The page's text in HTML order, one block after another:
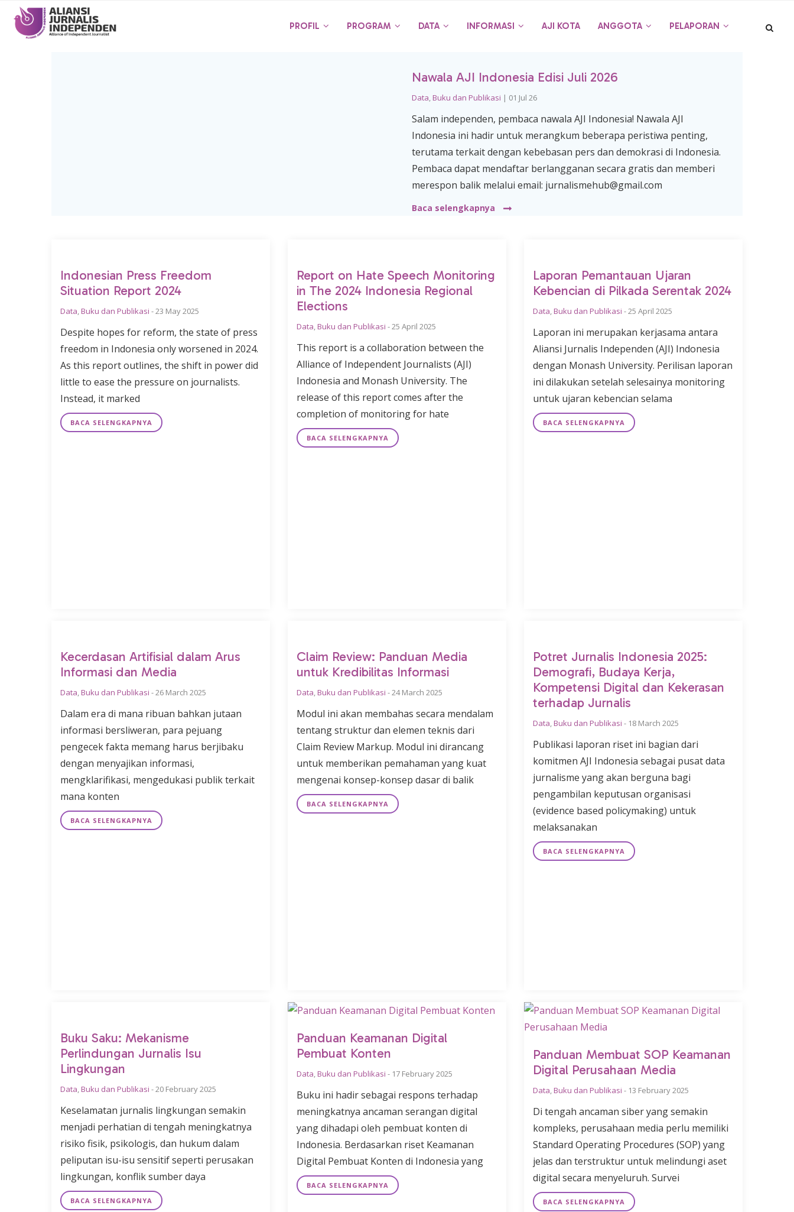
PROFIL PROGRAM DATA INFORMASI AJI KOTA ANGGOTA PELAPORAN
Nawala AJI Indonesia Edisi Juli 2026
Data,Buku dan Publikasi | 01 Jul 26
Salam independen, pembaca nawala AJI Indonesia! Nawala AJI
Indonesia ini hadir untuk merangkum beberapa peristiwa penting,
terutama terkait dengan kebebasan pers dan demokrasi di Indonesia.
Pembaca dapat mendaftar berlangganan secara gratis dan memberi
merespon balik melalui email: jurnalismehub@gmail.com
Baca selengkapnya
Indonesian Press Freedom
Situation Report 2024
Data,Buku dan Publikasi -23 May 2025
Despite hopes for reform, the state of press
freedom in Indonesia only worsened in 2024.
As this report outlines, the shift in power did
little to ease the pressure on journalists.
Instead, it marked
BACA SELENGKAPNYA
Report on Hate Speech Monitoring
in The 2024 Indonesia Regional
Elections
Data,Buku dan Publikasi -25 April 2025
This report is a collaboration between the
Alliance of Independent Journalists (AJI)
Indonesia and Monash University. The
release of this report comes after the
completion of monitoring for hate
BACA SELENGKAPNYA
Laporan Pemantauan Ujaran
Kebencian di Pilkada Serentak 2024
Data,Buku dan Publikasi -25 April 2025
Laporan ini merupakan kerjasama antara
Aliansi Jurnalis Independen (AJI) Indonesia
dengan Monash University. Perilisan laporan
ini dilakukan setelah selesainya monitoring
untuk ujaran kebencian selama
BACA SELENGKAPNYA
Kecerdasan Artifisial dalam Arus
Informasi dan Media
Data,Buku dan Publikasi -26 March 2025
Dalam era di mana ribuan bahkan jutaan
informasi bersliweran, para pejuang
pengecek fakta memang harus berjibaku
dengan menyajikan informasi,
mengklarifikasi, mengedukasi publik terkait
mana konten
BACA SELENGKAPNYA
Claim Review: Panduan Media
untuk Kredibilitas Informasi
Data,Buku dan Publikasi -24 March 2025
Modul ini akan membahas secara mendalam
tentang struktur dan elemen teknis dari
Claim Review Markup. Modul ini dirancang
untuk memberikan pemahaman yang kuat
mengenai konsep-konsep dasar di balik
BACA SELENGKAPNYA
Potret Jurnalis Indonesia 2025:
Demografi, Budaya Kerja,
Kompetensi Digital dan Kekerasan
terhadap Jurnalis
Data,Buku dan Publikasi - 18 March 2025
Publikasi laporan riset ini bagian dari
komitmen AJI Indonesia sebagai pusat data
jurnalisme yang akan berguna bagi
pengambilan keputusan organisasi
(evidence based policymaking) untuk
melaksanakan
BACA SELENGKAPNYA
Buku Saku: Mekanisme
Perlindungan Jurnalis Isu
Lingkungan
Data,Buku dan Publikasi -20 February 2025
Keselamatan jurnalis lingkungan semakin
menjadi perhatian di tengah meningkatnya
risiko fisik, psikologis, dan hukum dalam
peliputan isu-isu sensitif seperti perusakan
lingkungan, konflik sumber daya
BACA SELENGKAPNYA
Panduan Keamanan Digital
Pembuat Konten
Data,Buku dan Publikasi - 17 February 2025
Buku ini hadir sebagai respons terhadap
meningkatnya ancaman serangan digital
yang dihadapi oleh pembuat konten di
Indonesia. Berdasarkan riset Keamanan
Digital Pembuat Konten di Indonesia yang
BACA SELENGKAPNYA
Panduan Membuat SOP Keamanan
Digital Perusahaan Media
Data,Buku dan Publikasi - 13 February 2025
Di tengah ancaman siber yang semakin
kompleks, perusahaan media perlu memiliki
Standard Operating Procedures (SOP) yang
jelas dan terstruktur untuk melindungi aset
digital secara menyeluruh. Survei
BACA SELENGKAPNYA